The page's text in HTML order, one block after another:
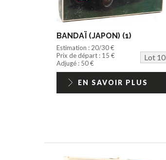
BANDAÏ (JAPON) (1)
Estimation : 20/30 €
Prix de départ : 15 €
Lot 10
Adjugé : 50 €
EN SAVOIR PLUS